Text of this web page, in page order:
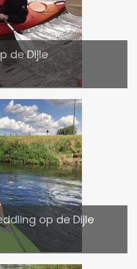
de Dijle
op de Dijle